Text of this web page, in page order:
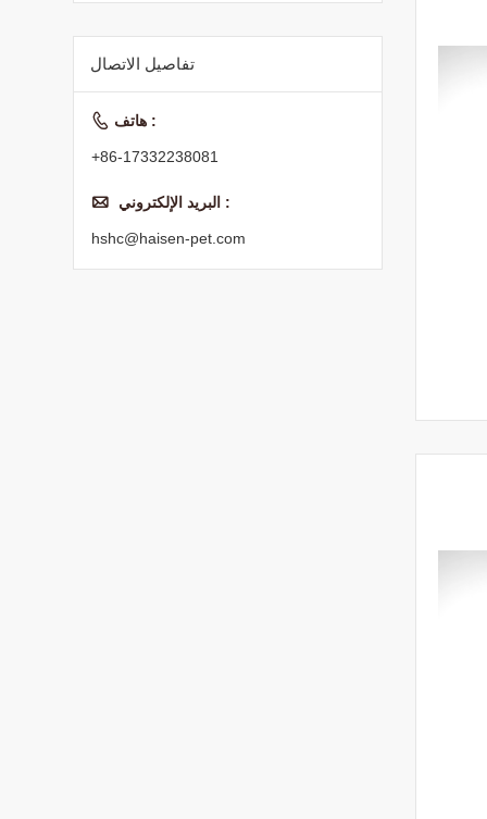
طعام القطط الجاف
تفاصيل الاتصال
 هاتف :
+86-17332238081
 البريد الإلكتروني :
hshc@haisen-pet.com